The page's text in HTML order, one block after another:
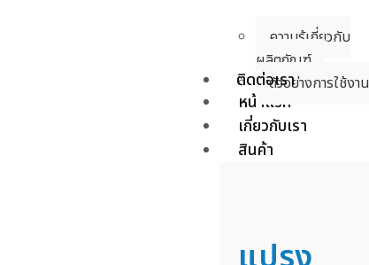
ความรู้เกี่ยวกับ
ผลิตภัณฑ์
ตัวอย่างการใช้งาน
ติดต่อเรา
หน้าแรก
เกี่ยวกับเรา
สินค้า